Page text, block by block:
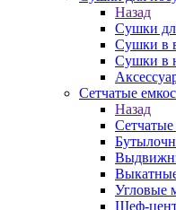
Назад
Сушки
Сушки в
Сушки в
Сетчатые
Назад
Угловые
Шеф-